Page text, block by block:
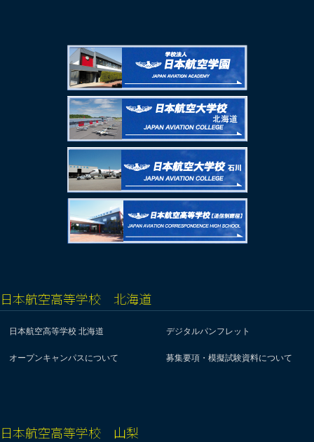
日本航空高等学校 北海道
日本航空高等学校 北海道 デジタルパンフレット
オープンキャンパスについて 募集要項・模擬試験資料について
日本航空高等学校 山梨